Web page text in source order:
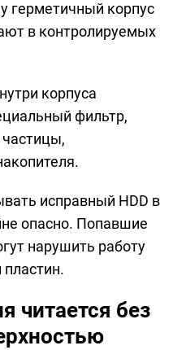
герметичный корпус
в контролируемых
корпуса
фильтр,
исправный HDD в
опасно. Попавшие
нарушить работу
пластин.
читается без